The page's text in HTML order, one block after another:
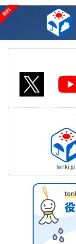
tenki.jp